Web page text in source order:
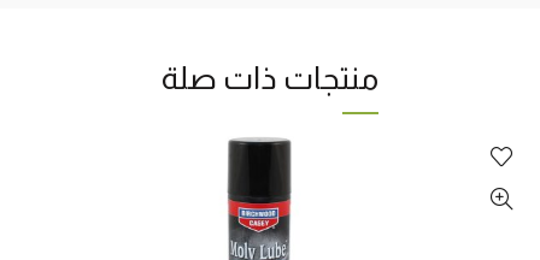
منتجات ذات صلة